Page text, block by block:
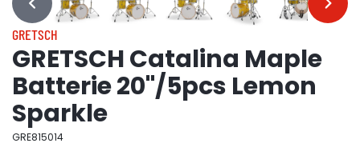
… …
GRETSCH
GRETSCH Catalina Maple
Batterie 20"/5pcs Lemon
Sparkle
GRE815014